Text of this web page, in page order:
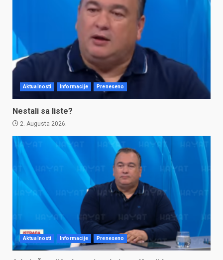
Aktualnosti Informacije Preneseno
Nestali sa liste?
2. Augusta 2026.
Aktualnosti Informacije Preneseno